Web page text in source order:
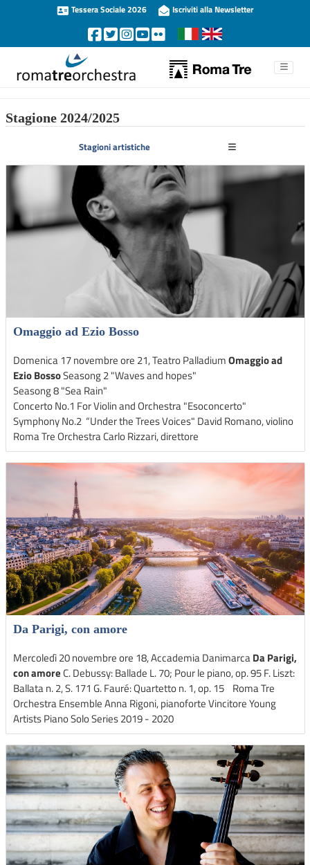
Tessera Sociale 2026 Iscriviti alla Newsletter
Stagione 2024/2025
Stagioni artistiche
Omaggio ad Ezio Bosso
Domenica 17 novembre ore 21, Teatro PalladiumOmaggio ad
Ezio BossoSeasong 2 "Waves and hopes"
Seasong 8 "Sea Rain"
Concerto No.1 For Violin and Orchestra "Esoconcerto"
Symphony No.2 “Under the Trees Voices" David Romano, violino
Roma Tre Orchestra Carlo Rizzari, direttore
Da Parigi, con amore
Mercoledì 20 novembre ore 18, Accademia DanimarcaDa Parigi,
con amore C. Debussy: Ballade L. 70; Pour le piano, op. 95 F. Liszt:
Ballata n. 2, S. 171 G. Fauré: Quartetto n. 1, op. 15 Roma Tre
Orchestra Ensemble Anna Rigoni, pianoforte Vincitore Young
Artists Piano Solo Series 2019 - 2020